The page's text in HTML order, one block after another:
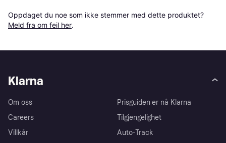
Oppdaget du noe som ikke stemmer med dette produktet?
Meld fra om feil her.
Klarna
Om oss
Careers
Villkår
Prisguiden er nå Klarna
Tilgjengelighet
Auto-Track